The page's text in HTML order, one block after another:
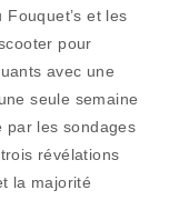
et les
pour
avec une
seule semaine
par les sondages
révélations
la majorité